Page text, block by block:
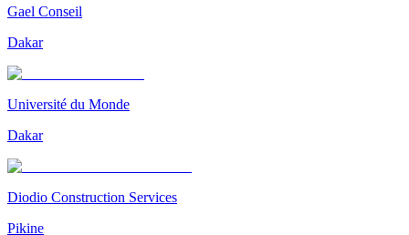
Gael Conseil
Dakar
Université du Monde
Dakar
Diodio Construction Services
Pikine